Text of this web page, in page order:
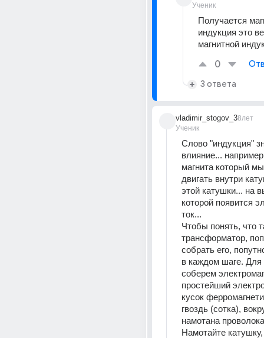
Ученик
Получается
индукция это
магнитной
0
3 ответа
vladimir_stogov_3
Ученик
8лет
Слово "индукция"
влияние...
магнита который
двигать внутри
этой катушки... на
которой появится
ток...
Чтобы понять, что
трансформатор,
собрать его,
в каждом шаге. Для
соберем
простейший
кусок
гвоздь (сотка),
намотана
Намотайте